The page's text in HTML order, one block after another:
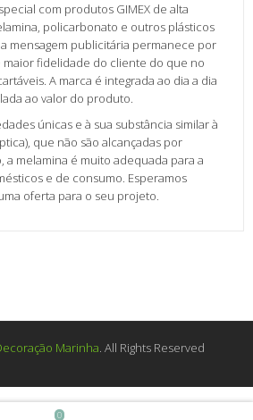
0
com produtos GIMEX de alta
policarbonato e outros plásticos
mensagem publicitária permanece por
maior fidelidade do cliente do que no
A marca é integrada ao dia a dia
ao valor do produto.
únicas e à sua substância similar à
que não são alcançadas por
melamina é muito adequada para a
e de consumo. Esperamos
oferta para o seu projeto.
Marinha. All Rights Reserved